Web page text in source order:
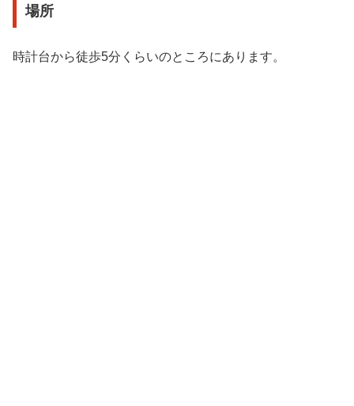
場所
時計台から徒歩5分くらいのところにあります。